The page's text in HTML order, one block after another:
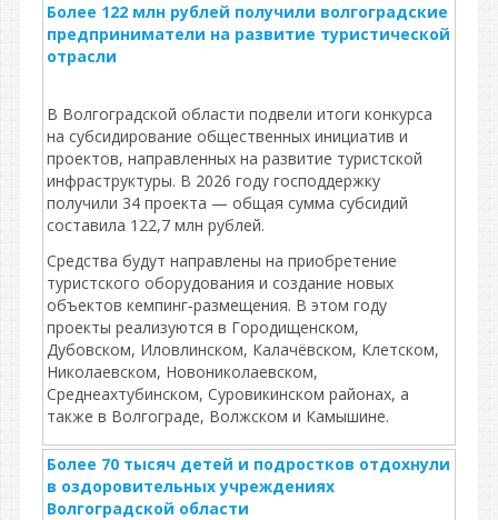
Более 122 млн рублей получили волгоградские
предприниматели на развитие туристической
отрасли
В Волгоградской области подвели итоги конкурса
на субсидирование общественных инициатив и
проектов, направленных на развитие туристской
инфраструктуры. В 2026 году господдержку
получили 34 проекта — общая сумма субсидий
составила 122,7 млн рублей.
Средства будут направлены на приобретение
туристского оборудования и создание новых
объектов кемпинг‑размещения. В этом году
проекты реализуются в Городищенском,
Дубовском, Иловлинском, Калачёвском, Клетском,
Николаевском, Новониколаевском,
Среднеахтубинском, Суровикинском районах, а
также в Волгограде, Волжском и Камышине.
Более 70 тысяч детей и подростков отдохнули
в оздоровительных учреждениях
Волгоградской области